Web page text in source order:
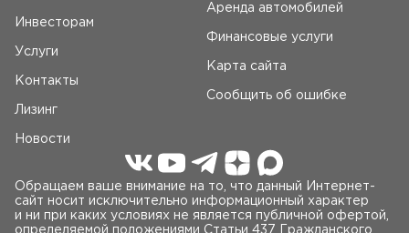
Инвесторам
Услуги
Контакты
Лизинг
Новости
Аренда автомобилей
Финансовые услуги
Карта сайта
Сообщить об ошибке
Обращаем ваше внимание на то, что данный Интернет-
сайт носит исключительно информационный характер
и ни при каких условиях не является публичной офертой,
определяемой положениями Статьи 437 Гражданского